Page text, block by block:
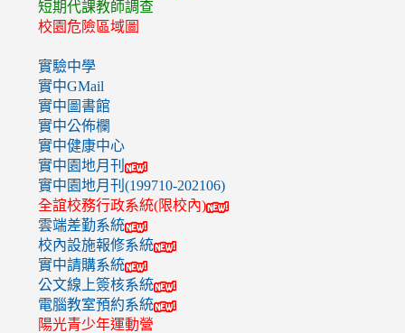
短期代課教師調查
校園危險區域圖
實驗中學
實中GMail
實中圖書館
實中公佈欄
實中健康中心
實中園地月刊
實中園地月刊(199710-202106)
全誼校務行政系統(限校內)
雲端差勤系統
校內設施報修系統
實中請購系統
公文線上簽核系統
電腦教室預約系統
陽光青少年運動營